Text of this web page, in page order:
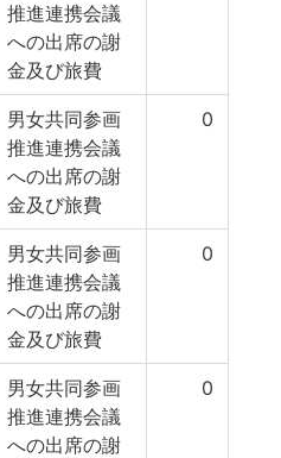
推進連携会議
への出席の謝
金及び旅費
男女共同参画
推進連携会議
への出席の謝
金及び旅費
0
男女共同参画
推進連携会議
への出席の謝
金及び旅費
0
男女共同参画
推進連携会議
への出席の謝
0